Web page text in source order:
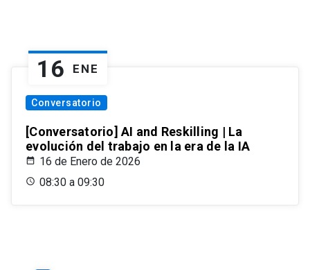
16 ENE
Conversatorio
[Conversatorio] AI and Reskilling | La
evolución del trabajo en la era de la IA
16 de Enero de 2026
08:30 a 09:30